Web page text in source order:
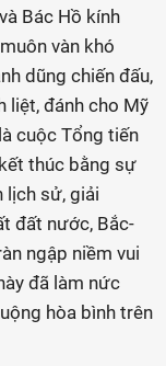
Bác Hồ kính
vàn khó
dũng chiến đấu,
liệt, đánh cho Mỹ
cuộc Tổng tiến
thúc bằng sự
lịch sử, giải
đất nước, Bắc-
ngập niềm vui
đã làm nức
hòa bình trên